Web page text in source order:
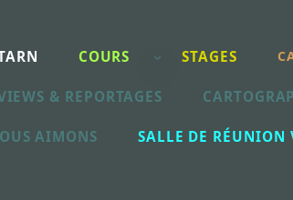
COURS STAGES
& REPORTAGES
AIMONS SALLE DE RÉUNION